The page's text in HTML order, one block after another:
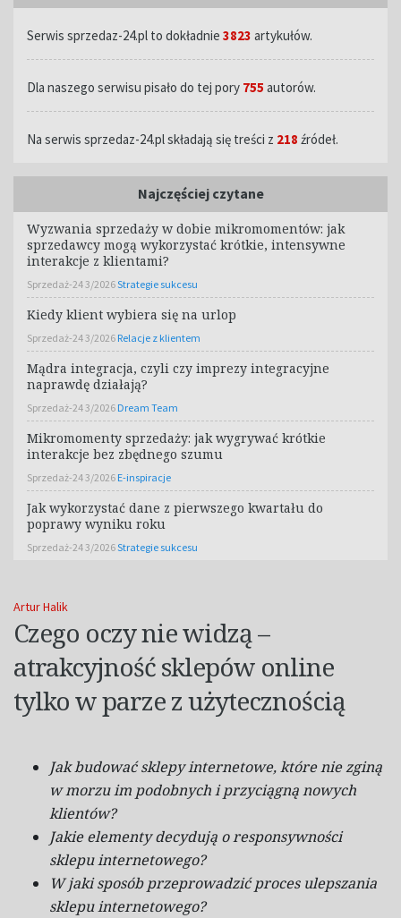
Artur Halik
Czego oczy nie widzą –
atrakcyjność sklepów online
tylko w parze z użytecznością
Jak budować sklepy internetowe, które nie zginą
w morzu im podobnych i przyciągną nowych
klientów?
Jakie elementy decydują o responsywności
sklepu internetowego?
W jaki sposób przeprowadzić proces ulepszania
sklepu internetowego?
Serwis sprzedaz-24.pl to dokładnie 3823 artykułów.
Dla naszego serwisu pisało do tej pory 755 autorów.
Na serwis sprzedaz-24.pl składają się treści z 218 źródeł.
Najczęściej czytane
Wyzwania sprzedaży w dobie mikromomentów: jak
sprzedawcy mogą wykorzystać krótkie, intensywne
interakcje z klientami?
Sprzedaż-24 3/2026Strategie sukcesu
Kiedy klient wybiera się na urlop
Sprzedaż-24 3/2026 Relacje z klientem
Mądra integracja, czyli czy imprezy integracyjne
naprawdę działają?
Sprzedaż-24 3/2026 Dream Team
Mikromomenty sprzedaży: jak wygrywać krótkie
interakcje bez zbędnego szumu
Sprzedaż-24 3/2026 E-inspiracje
Jak wykorzystać dane z pierwszego kwartału do
poprawy wyniku roku
Sprzedaż-24 3/2026Strategie sukcesu